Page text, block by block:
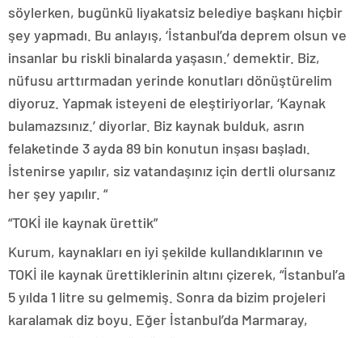
söylerken, bugünkü liyakatsiz belediye başkanı hiçbir
şey yapmadı. Bu anlayış, ‘İstanbul’da deprem olsun ve
insanlar bu riskli binalarda yaşasın.’ demektir. Biz,
nüfusu arttırmadan yerinde konutları dönüştürelim
diyoruz. Yapmak isteyeni de eleştiriyorlar, ‘Kaynak
bulamazsınız.’ diyorlar. Biz kaynak bulduk, asrın
felaketinde 3 ayda 89 bin konutun inşası başladı.
İstenirse yapılır, siz vatandaşınız için dertli olursanız
her şey yapılır. “
“TOKİ ile kaynak ürettik”
Kurum, kaynakları en iyi şekilde kullandıklarının ve
TOKİ ile kaynak ürettiklerinin altını çizerek, “İstanbul’a
5 yılda 1 litre su gelmemiş. Sonra da bizim projeleri
karalamak diz boyu. Eğer İstanbul’da Marmaray,